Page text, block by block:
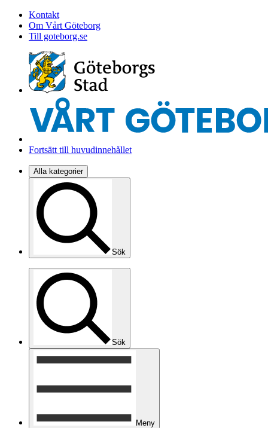
Kontakt
Om Vårt Göteborg
Till goteborg.se
Fortsätt till huvudinnehållet
Alla kategorier
Sök
Sök
Meny